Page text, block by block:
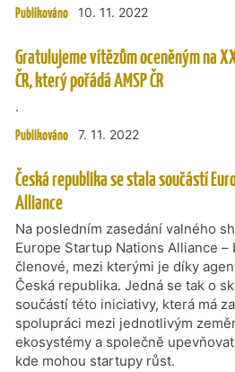
Publikováno 10. 11. 2022
Gratulujeme vítězům oceněným na
ČR, který pořádá AMSP ČR
.
Publikováno 7. 11. 2022
Česká republika se stala součástí
Alliance
Na posledním zasedání valného
Europe Startup Nations Alliance
členové, mezi kterými je díky
Česká republika. Jedná se tak o
součástí této iniciativy, která má
spolupráci mezi jednotlivým
ekosystémy a společně
kde mohou startupy růst.